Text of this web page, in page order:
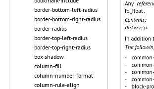
border-bottom-left-radius
border-bottom-right-radius
border-radius
border-top-left-radius
border-top-right-radius
box-shadow
column-fill
column-number-format
column-rule-align